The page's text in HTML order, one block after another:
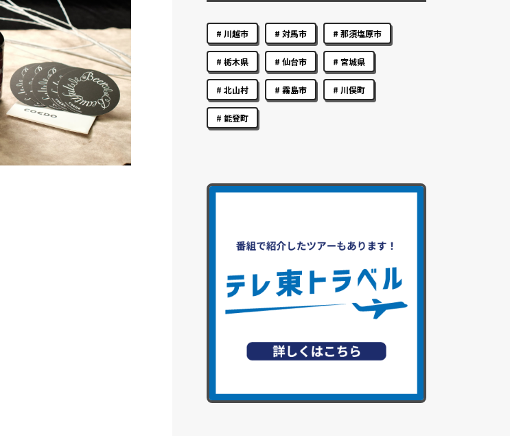
川越市 対馬市 那須塩原市
栃木県 仙台市 宮城県
北山村 霧島市 川俣町
能登町